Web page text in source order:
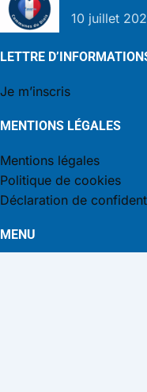
10 juillet
LETTRE
Je m’inscris
MENTIONS LÉGALES
Mentions légales
Politique de cookies
Déclaration de
MENU